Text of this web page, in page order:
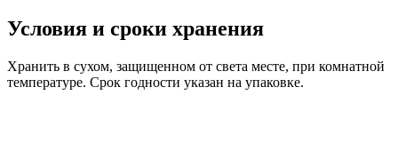
Условия и сроки хранения
Хранить в сухом, защищенном от света месте, при комнатной
температуре. Срок годности указан на упаковке.